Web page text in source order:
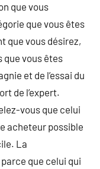
que vous
que vous êtes
que vous désirez,
vous êtes
et de l’essai du
de l’expert.
vous que celui
acheteur possible
La
que celui qui